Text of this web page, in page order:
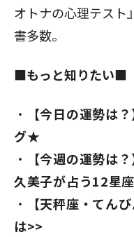
オトナの心理テスト
書多数。
■もっと知りたい■
【今日の運勢は
グ★
【今週の運勢は
久美子が占う12星
【天秤座 ・てん
は>>